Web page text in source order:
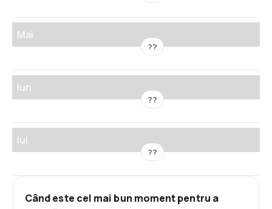
Mai
??
Iun.
??
Iul.
??
Când este cel mai bun moment pentru a